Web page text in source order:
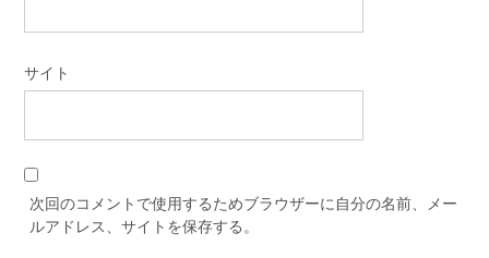
サイト
次回のコメントで使用するためブラウザーに自分の名前、メー
ルアドレス、サイトを保存する。